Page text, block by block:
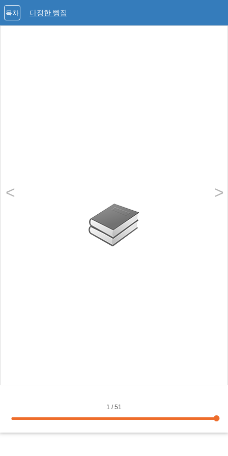
다정한 빵집
목차
< >
1 /51